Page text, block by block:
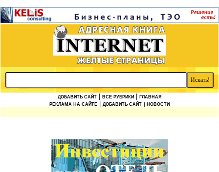
ДОБАВИТЬ САЙТ ВСЕ РУБРИКИ
ГЛАВНАЯ
РЕКЛАМА НА САЙТЕ
ДОБАВИТЬ САЙТ | НОВОСТИ